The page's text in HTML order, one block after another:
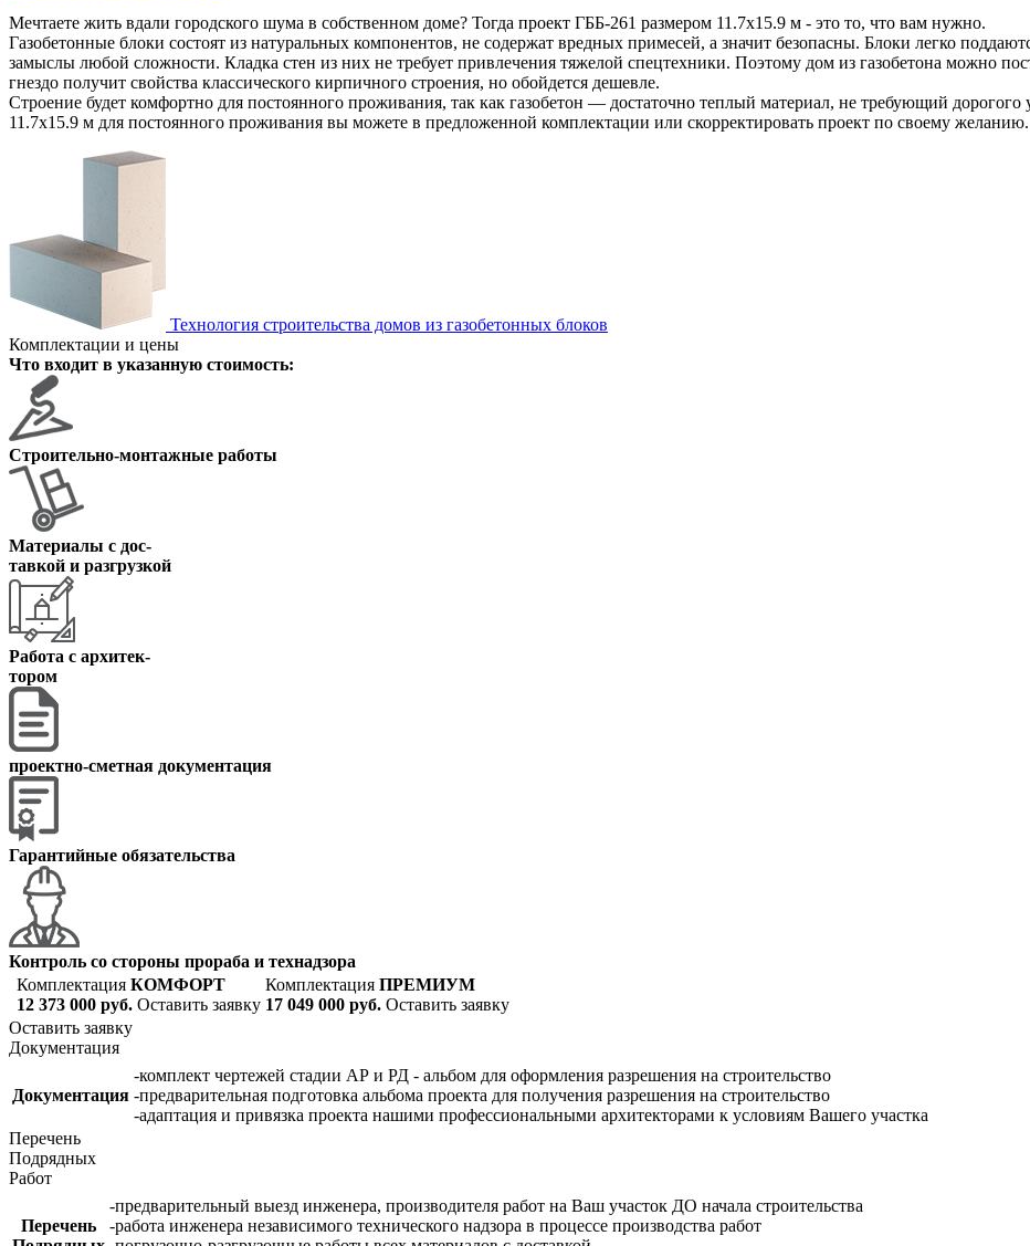
Мечтаете жить вдали городского шума в собственном доме? Тогда проект ГББ-261 размером 11.7х15.9 м - это то, что вам нужно.
Газобетонные блоки состоят из натуральных компонентов, не содержат вредных примесей, а значит безопасны. Блоки легко
замыслы любой сложности. Кладка стен из них не требует привлечения тяжелой спецтехники. Поэтому дом из газобетона можно
гнездо получит свойства классического кирпичного строения, но обойдется дешевле.
Строение будет комфортно для постоянного проживания, так как газобетон — достаточно теплый материал, не требующий дорогого
11.7х15.9 м для постоянного проживания вы можете в предложенной комплектации или скорректировать проект по своему желанию.
Технология строительства домов из газобетонных блоков
Комплектации и цены
Что входит в указанную стоимость:
Строительно-монтажные работы
Материалы с дос-
тавкой и разгрузкой
Работа с архитек-
тором
проектно-сметная документация
Гарантийные обязательства
Контроль со стороны прораба и технадзора
Комплектация КОМФОРТ
12 373 000 руб. Оставить заявку
Комплектация ПРЕМИУМ
17 049 000 руб. Оставить заявку
Оставить заявку
Документация
Документация
-комплект чертежей стадии АР и РД - альбом для оформления разрешения на строительство
-предварительная подготовка альбома проекта для получения разрешения на строительство
-адаптация и привязка проекта нашими профессиональными архитекторами к условиям Вашего участка
Перечень
Подрядных
Работ
Перечень
-предварительный выезд инженера, производителя работ на Ваш участок ДО начала строительства
-работа инженера независимого технического надзора в процессе производства работ